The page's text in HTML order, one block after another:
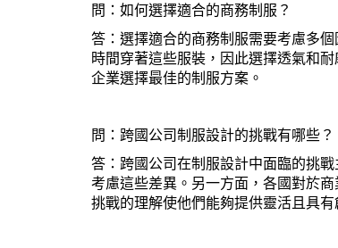
問：如何選擇適合的商務制服？
答：選擇適合的商務制服需要考慮多
時間穿著這些服裝，因此選擇透氣和
企業選擇最佳的制服方案。
問：跨國公司制服設計的挑戰有哪些？
答：跨國公司在制服設計中面臨的挑
考慮這些差異。另一方面，各國對於
挑戰的理解使他們能夠提供靈活且具